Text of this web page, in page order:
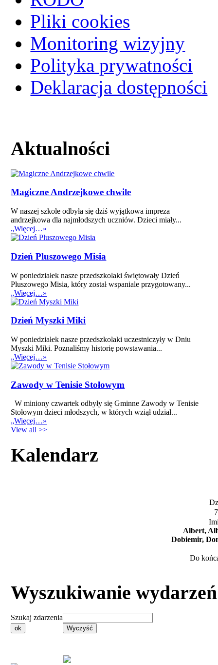
Pliki cookies
Monitoring wizyjny
Polityka prywatności
Deklaracja dostępności
Aktualności
Magiczne Andrzejkowe chwile
W naszej szkole odbyła się dziś wyjątkowa impreza
andrzejkowa dla najmłodszych uczniów. Dzieci miały...
„Więcej…»
Dzień Pluszowego Misia
W poniedziałek nasze przedszkolaki świętowały Dzień
Pluszowego Misia, który został wspaniale przygotowany...
„Więcej…»
Dzień Myszki Miki
W poniedziałek nasze przedszkolaki uczestniczyły w Dniu
Myszki Miki. Poznaliśmy historię powstawania...
„Więcej…»
Zawody w Tenisie Stołowym
W miniony czwartek odbyły się Gminne Zawody w Tenisie
Stołowym dzieci młodszych, w których wziął udział...
„Więcej…»
View all >>
Kalendarz
Albert,
Dobiemir,
Do
Wyszukiwanie wydarzeń
Szukaj zdarzenia